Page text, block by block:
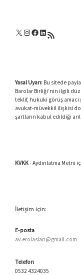
X Instagram
Facebook
LinkedIn
RSS akışı
Yasal Uyarı:Bu sitede
Barolar Birliği’nin ilgili
teklif, hukuki görüş
avukat-müvekkil ilişkisi
şartların kabul edildiği
KVKK- Aydınlatma Metni
İletişim için:
E-posta
av.erolaslan@gmail.com
Telefon
0532 4324035